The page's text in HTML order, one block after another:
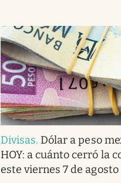
Divisas. Dólar a peso
HOY: a cuánto cerró la
este viernes 7 de agosto